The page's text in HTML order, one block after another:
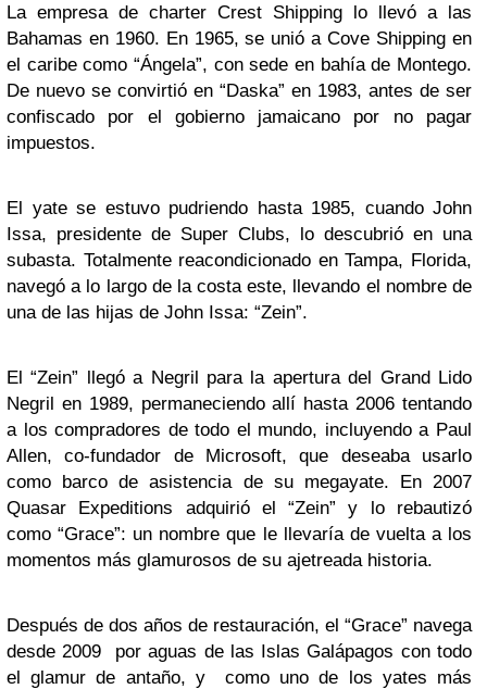
La empresa de charter Crest Shipping lo llevó a las
Bahamas en 1960. En 1965, se unió a Cove Shipping en
el caribe como “Ángela”, con sede en bahía de Montego.
De nuevo se convirtió en “Daska” en 1983, antes de ser
confiscado por el gobierno jamaicano por no pagar
impuestos.
El yate se estuvo pudriendo hasta 1985, cuando John
Issa, presidente de Super Clubs, lo descubrió en una
subasta. Totalmente reacondicionado en Tampa, Florida,
navegó a lo largo de la costa este, llevando el nombre de
una de las hijas de John Issa: “Zein”.
El “Zein” llegó a Negril para la apertura del Grand Lido
Negril en 1989, permaneciendo allí hasta 2006 tentando
a los compradores de todo el mundo, incluyendo a Paul
Allen, co-fundador de Microsoft, que deseaba usarlo
como barco de asistencia de su megayate. En 2007
Quasar Expeditions adquirió el “Zein” y lo rebautizó
como “Grace”: un nombre que le llevaría de vuelta a los
momentos más glamurosos de su ajetreada historia.
Después de dos años de restauración, el “Grace” navega
desde 2009 por aguas de las Islas Galápagos con todo
el glamur de antaño, y como uno de los yates más